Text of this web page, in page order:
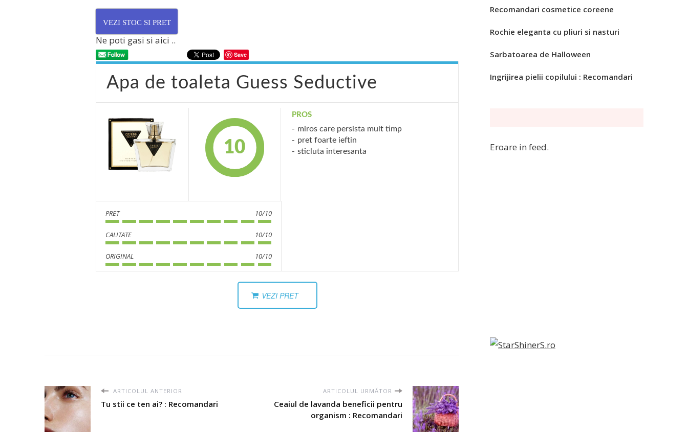
VEZI STOC SI PRET
Ne poti gasi si aici ..
Save
Apa de toaleta Guess Seductive
10
PRET 10/10
CALITATE 10/10
ORIGINAL 10/10
PROS
miros care persista mult timp
pret foarte ieftin
sticluta interesanta
VEZI PRET
ARTICOLUL ANTERIOR
Tu stii ce ten ai? : Recomandari
ARTICOLUL URMĂTOR
Ceaiul de lavanda beneficii pentru
organism : Recomandari
Recomandari cosmetice coreene
Rochie eleganta cu pliuri si nasturi
Sarbatoarea de Halloween
Ingrijirea pielii copilului : Recomandari
Eroare in feed.